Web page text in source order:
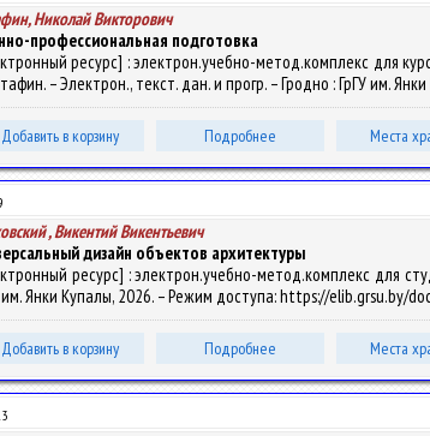
Николай Викторович
профессиональная подготовка
ресурс] : электрон.учебно-метод.комплекс для
– Электрон., текст. дан. и прогр. – Гродно : ГрГУ им.
Добавить в корзину Подробнее Места
, Викентий Викентьевич
дизайн объектов архитектуры
ресурс] : электрон.учебно-метод.комплекс для
им. Янки Купалы, 2026. – Режим доступа: https://elib.grsu.by/
Добавить в корзину Подробнее Места